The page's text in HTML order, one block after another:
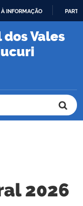
INFORMAÇÃO
Vales
2026